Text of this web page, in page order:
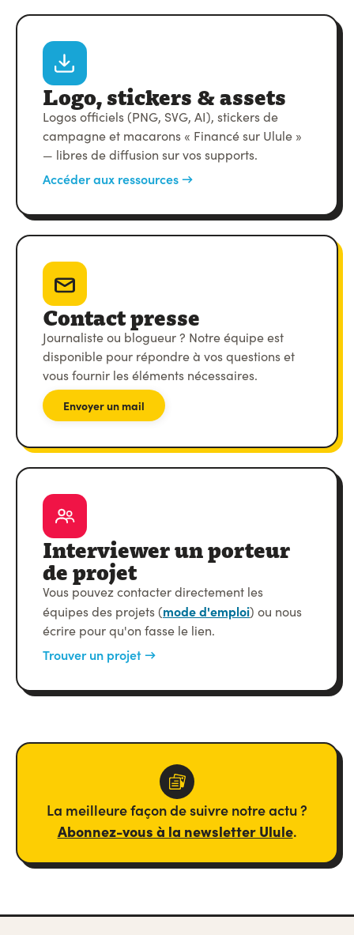
Logo, stickers & assets
Logos officiels (PNG, SVG, AI), stickers de
campagne et macarons « Financé sur Ulule »
— libres de diffusion sur vos supports.
Accéder aux ressources →
Contact presse
Journaliste ou blogueur ? Notre équipe est
disponible pour répondre à vos questions et
vous fournir les éléments nécessaires.
Envoyer un mail
Interviewer un porteur
de projet
Vous pouvez contacter directement les
équipes des projets (mode d'emploi) ou nous
écrire pour qu'on fasse le lien.
Trouver un projet →
La meilleure façon de suivre notre actu ?
Abonnez-vous à la newsletter Ulule.